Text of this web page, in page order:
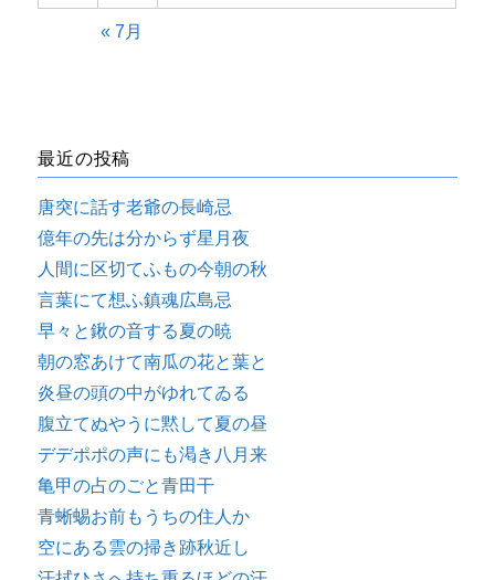
« 7月
最近の投稿
唐突に話す老爺の長崎忌
億年の先は分からず星月夜
人間に区切てふもの今朝の秋
言葉にて想ふ鎮魂広島忌
早々と鍬の音する夏の暁
朝の窓あけて南瓜の花と葉と
炎昼の頭の中がゆれてゐる
腹立てぬやうに黙して夏の昼
デデポポの声にも渇き八月来
亀甲の占のごと青田干
青蜥蜴お前もうちの住人か
空にある雲の掃き跡秋近し